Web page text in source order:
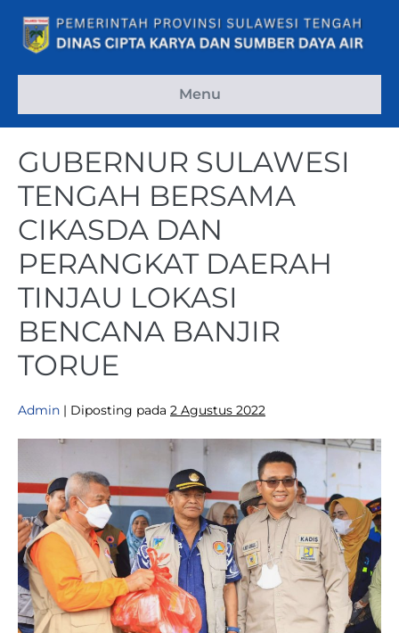
Menu
GUBERNUR SULAWESI
TENGAH BERSAMA
CIKASDA DAN
PERANGKAT DAERAH
TINJAU LOKASI
BENCANA BANJIR
TORUE
Admin | Diposting pada 2 Agustus 2022